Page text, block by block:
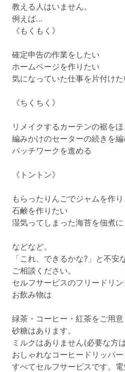
教える人はいません。
例えば…
《もくもく》
確定申告の作業をしたい
ホームページを作りたい
気になっていた仕事を片付けた
《ちくちく》
リメイクするカーテンの裾をほ
編みかけのセーターの続きを編
パッチワークを進める
《トントン》
もらったりんごでジャムを作
石鹸を作りたい
湿気ってしまった海苔を佃煮に
などなど。
「これ、できるかな?」と不
ご相談ください。
セルフサービスのフリードリン
お飲み物は
緑茶・コーヒー・紅茶をご用意
砂糖はあります。
ミルクはありません(必要な方
おしゃれなコーヒードリッパー
すべてセルフサービスです。電